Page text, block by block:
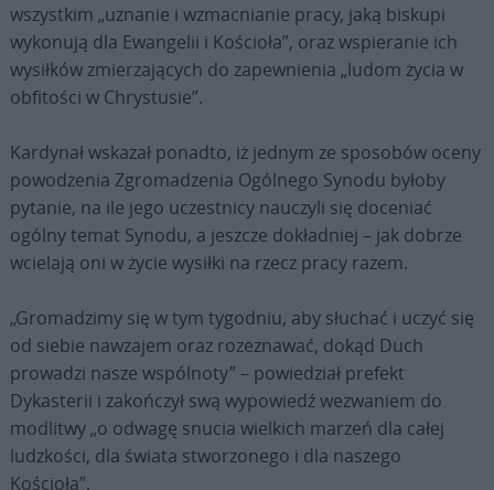
wszystkim „uznanie i wzmacnianie pracy, jaką biskupi
wykonują dla Ewangelii i Kościoła”, oraz wspieranie ich
wysiłków zmierzających do zapewnienia „ludom życia w
obfitości w Chrystusie”.
Kardynał wskazał ponadto, iż jednym ze sposobów oceny
powodzenia Zgromadzenia Ogólnego Synodu byłoby
pytanie, na ile jego uczestnicy nauczyli się doceniać
ogólny temat Synodu, a jeszcze dokładniej – jak dobrze
wcielają oni w życie wysiłki na rzecz pracy razem.
„Gromadzimy się w tym tygodniu, aby słuchać i uczyć się
od siebie nawzajem oraz rozeznawać, dokąd Duch
prowadzi nasze wspólnoty” – powiedział prefekt
Dykasterii i zakończył swą wypowiedź wezwaniem do
modlitwy „o odwagę snucia wielkich marzeń dla całej
ludzkości, dla świata stworzonego i dla naszego
Kościoła”.